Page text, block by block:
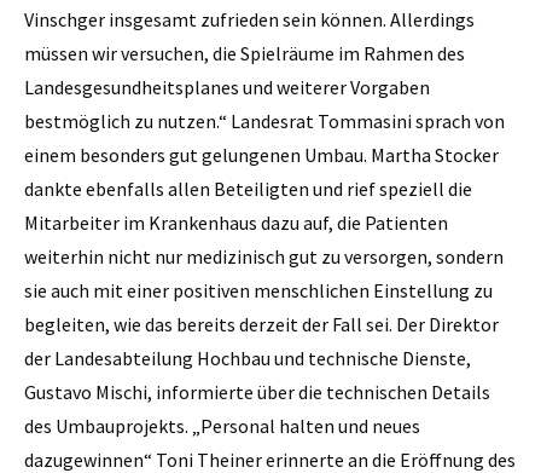
Vinschger insgesamt zufrieden sein können. Allerdings
müssen wir versuchen, die Spielräume im Rahmen des
Landesgesundheitsplanes und weiterer Vorgaben
bestmöglich zu nutzen.“ Landesrat Tommasini sprach von
einem besonders gut gelungenen Umbau. Martha Stocker
dankte ebenfalls allen Beteiligten und rief speziell die
Mitarbeiter im Krankenhaus dazu auf, die Patienten
weiterhin nicht nur medizinisch gut zu versorgen, sondern
sie auch mit einer positiven menschlichen Einstellung zu
begleiten, wie das bereits derzeit der Fall sei. Der Direktor
der Landesabteilung Hochbau und technische ­Dienste,
Gustavo ­Mischi, informierte über die technischen Details
des Umbauprojekts. „Personal halten und neues
dazugewinnen“ Toni Theiner erinnerte an die Eröffnung des